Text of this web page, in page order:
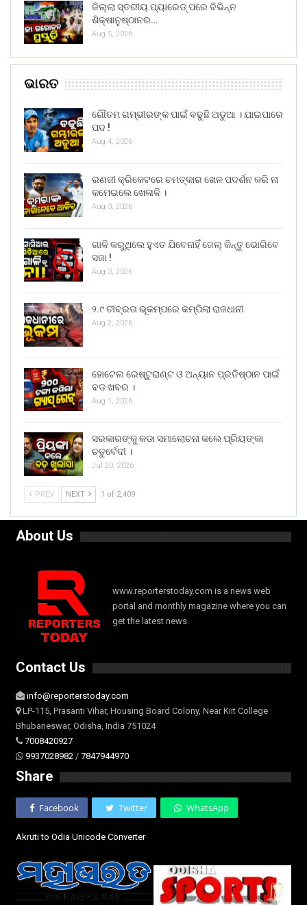
ଜିଲ୍ଲା ସ୍ତରୀୟ ପ୍ୟାରେଡ୍ ପରେ ବିଭିନ୍ନ
ଶିକ୍ଷାନୁଷ୍ଠାନର…
Aug 5, 2026
ଭାରତ
ଗୌତମ ଗମ୍ଭୀରଙ୍କ ପାଇଁ ବଢୁଛି ଅଡୁଆ । ଯାଇପାରେ
ପଦ !
Aug 4, 2026
ରଣଜୀ କ୍ରିକେଟରେ ଚମତ୍କାର ଖେଳ ପଦର୍ଶନ କରି ନା
କମେଇଲେ ଖେଳାଳି ।
Aug 3, 2026
ଗାଳି କରୁଥିଲେ ହୁଏତ ଯିବେନାହିଁ ଜେଲ୍ କିନ୍ତୁ ଭୋଗିବେ
ସଜା !
Aug 3, 2026
୨.୯ ତୀବ୍ରତା ଭୂକମ୍ପରେ କମ୍ପିଲା ରାଜଧାନୀ
Aug 2, 2026
ହୋଟେଲ ରେଷ୍ଟୁରାଣ୍ଟ ଓ ଅନ୍ୟାନ ପ୍ରତିଷ୍ଠାନ ପାଇଁ
ବଡ ଖବର ।
Aug 1, 2026
ସରକାରଙ୍କୁ କଡା ସମାଲୋଚନା କଲେ ପ୍ରିୟଙ୍କା
ଚତୁର୍ବେଦୀ ।
Jul 20, 2026
PREV NEXT 1 of 2,409
About Us
www.reporterstoday.com is a news web
portal and monthly magazine where you can
get the latest news.
Contact Us
info@reporterstoday.com
LP-115, Prasanti Vihar, Housing Board Colony, Near Kiit College
Bhubaneswar, Odisha, India 751024
7008420927
9937028982 / 7847944970
Share
Facebook Twitter WhatsApp
Akruti to Odia Unicode Converter